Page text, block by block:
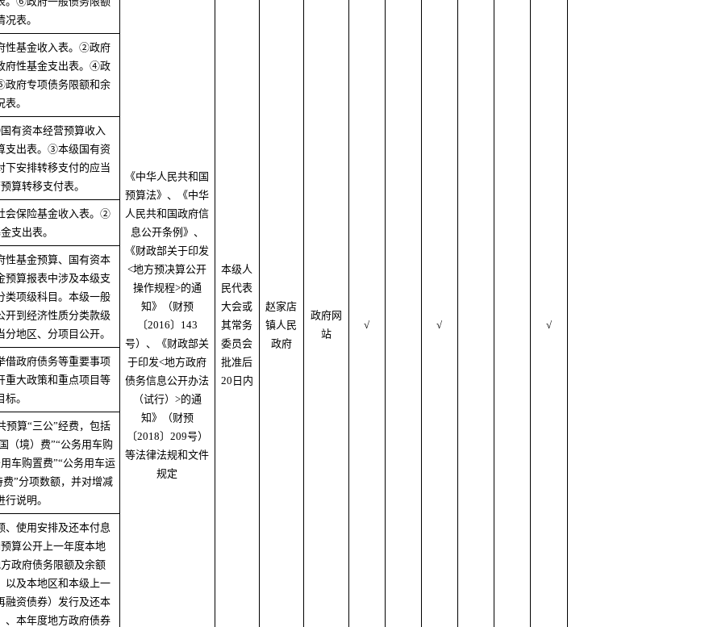
表。
《中华人民共和国
预算法》、《中华
人民共和国政府信
息公开条例》、
《财政部关于印发
<地方预决算公开
操作规程>的通
知》（财预
〔2016〕143
号）、《财政部关
于印发<地方政府
债务信息公开办法
（试行）>的通
知》（财预
〔2018〕209号）
等法律法规和文件
规定
本级人
民代表
大会或
其常务
委员会
批准后
20日内
赵家店
镇人民
政府
政府网
站
√ √ √
性基金收入表。②政府
府性基金支出表。④政
府专项债务限额和余
。
有资本经营预算收入
支出表。③本级国有资
安排转移支付的应当
算转移支付表。
会保险基金收入表。②
支出表。
性基金预算、国有资本
预算报表中涉及本级支
类项级科目。本级一般
开到经济性质分类款级
地区、分项目公开。
借政府债务等重要事项
重大政策和重点项目等
。
预算“三公”经费，包括
（境）费”“公务用车购
车购置费”“公务用车运
”分项数额，并对增减
行说明。
、使用安排及还本付息
算公开上一年度本地
政府债务限额及余额
以及本地区和本级上一
融资债券）发行及还本
、本年度地方政府债券